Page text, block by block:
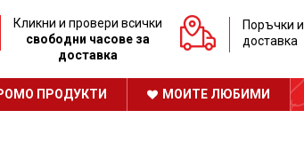
Кликни и провери всички
свободни часове за
доставка
Поръчки и
доставка
ПРОДУКТИ МОИТЕ ЛЮБИМИ